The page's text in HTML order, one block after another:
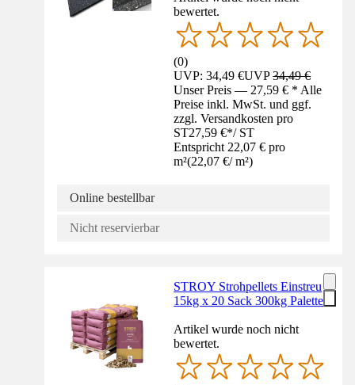
bewertet.
(0)
UVP: 34,49 €UVP34,49 €
Unser Preis — 27,59 € * Alle
Preise inkl. MwSt. und ggf.
zzgl. Versandkosten pro
ST27,59 €*/ ST
Entspricht 22,07 € pro
m²(22,07 €/ m²)
Online bestellbar
Nicht reservierbar
STROY Strohpellets Einstreu
15kg x 20 Sack 300kg Palette
Artikel wurde noch nicht
bewertet.